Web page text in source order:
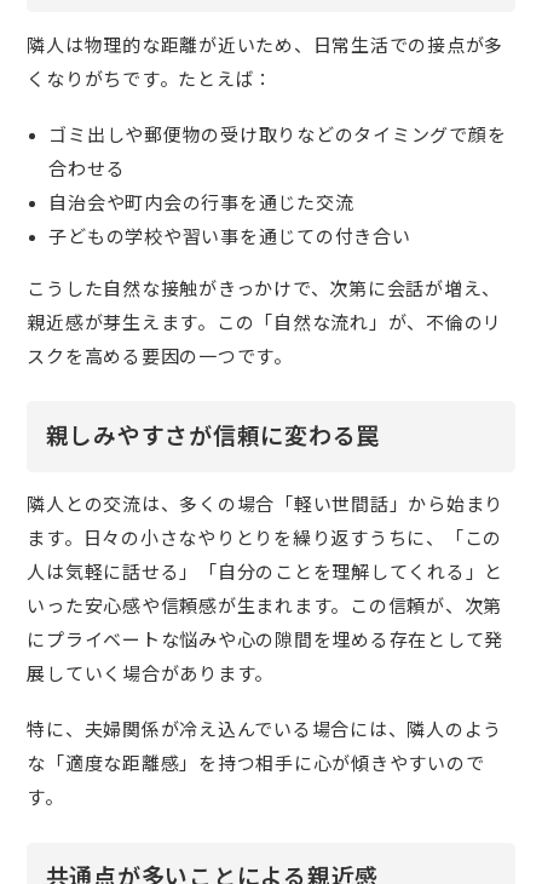
隣人は物理的な距離が近いため、日常生活での接点が多
くなりがちです。たとえば：
ゴミ出しや郵便物の受け取りなどのタイミングで顔を
合わせる
自治会や町内会の行事を通じた交流
子どもの学校や習い事を通じての付き合い
こうした自然な接触がきっかけで、次第に会話が増え、
親近感が芽生えます。この「自然な流れ」が、不倫のリ
スクを高める要因の一つです。
親しみやすさが信頼に変わる罠
隣人との交流は、多くの場合「軽い世間話」から始まり
ます。日々の小さなやりとりを繰り返すうちに、「この
人は気軽に話せる」「自分のことを理解してくれる」と
いった安心感や信頼感が生まれます。この信頼が、次第
にプライベートな悩みや心の隙間を埋める存在として発
展していく場合があります。
特に、夫婦関係が冷え込んでいる場合には、隣人のよう
な「適度な距離感」を持つ相手に心が傾きやすいので
す。
共通点が多いことによる親近感